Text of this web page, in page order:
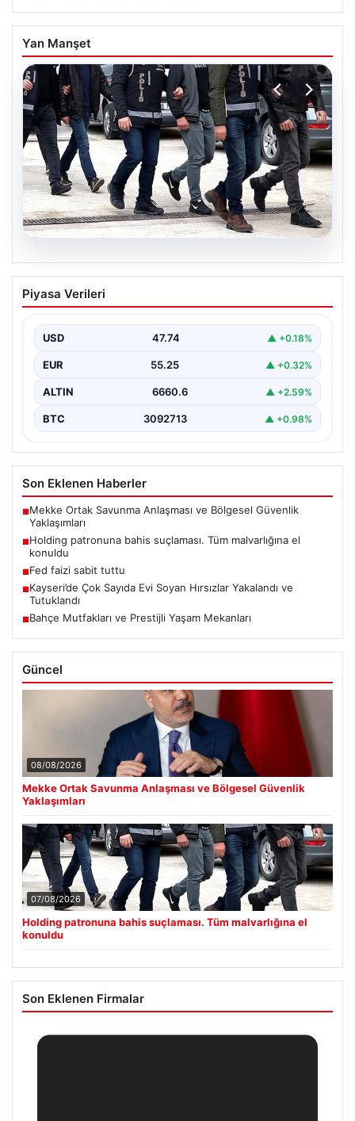
Yan Manşet
07.08.2026
Holding patronuna bahis suçlaması.
Tüm malvarlığına el konuldu
Piyasa Verileri
USD 47.74 ▲ +0.18%
EUR 55.25 ▲ +0.32%
ALTIN 6660.6 ▲ +2.59%
BTC 3092713 ▲ +0.98%
Son Eklenen Haberler
■Mekke Ortak Savunma Anlaşması ve Bölgesel Güvenlik
Yaklaşımları
■Holding patronuna bahis suçlaması. Tüm malvarlığına el
konuldu
■Fed faizi sabit tuttu
■Kayseri’de Çok Sayıda Evi Soyan Hırsızlar Yakalandı ve
Tutuklandı
■Bahçe Mutfakları ve Prestijli Yaşam Mekanları
Güncel
08/08/2026
Mekke Ortak Savunma Anlaşması ve Bölgesel Güvenlik
Yaklaşımları
07/08/2026
Holding patronuna bahis suçlaması. Tüm malvarlığına el
konuldu
Son Eklenen Firmalar